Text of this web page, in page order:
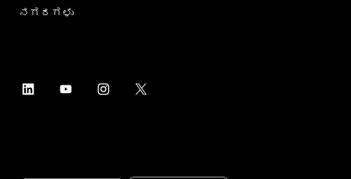
ನಗರಗಳು